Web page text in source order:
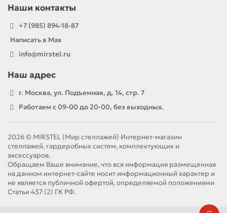
Наши контакты
+7 (985) 894-18-87
Написать в Max
info@mirstel.ru
Наш адрес
г. Москва, ул. Подъемная, д. 14, стр. 7
Работаем с 09-00 до 20-00, без выходных.
2026 © MIRSTEL (Мир стеллажей) Интернет-магазин
стеллажей, гардеробных систем, комплектующих и
аксессуаров.
Обращаем Ваше внимание, что вся информация размещенная
на данном интернет-сайте носит информационный характер и
не является публичной офертой, определяемой положениями
Статьи 437 (2) ГК РФ.